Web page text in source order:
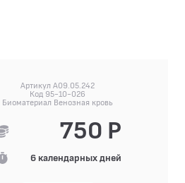
Артикул A09.05.242
Код 95-10-026
Биоматериал Венозная кровь
750 Р
6 календарных дней